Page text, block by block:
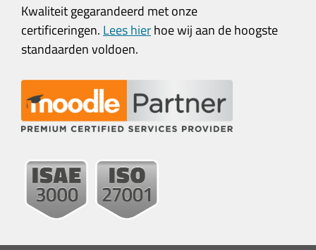
Kwaliteit gegarandeerd met onze
certificeringen. Lees hierhoe wij aan de hoogste
standaarden voldoen.